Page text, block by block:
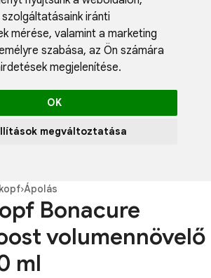
iránti
mérése, valamint a marketing
szabása, az Ön számára
megjelenítése.
OK
megváltoztatása
Blog
›Ápolás
Bonacure
volumennövelő
ml